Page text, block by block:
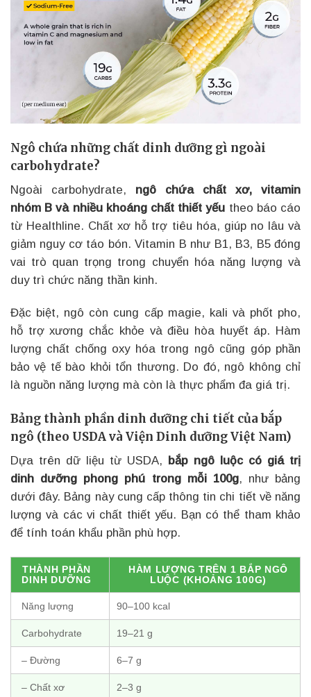
Ngô chứa những chất dinh dưỡng gì ngoài
carbohydrate?
Ngoài carbohydrate, ngô chứa chất xơ, vitamin
nhóm B và nhiều khoáng chất thiết yếu theo báo cáo
từ Healthline. Chất xơ hỗ trợ tiêu hóa, giúp no lâu và
giảm nguy cơ táo bón. Vitamin B như B1, B3, B5 đóng
vai trò quan trọng trong chuyển hóa năng lượng và
duy trì chức năng thần kinh.
Đặc biệt, ngô còn cung cấp magie, kali và phốt pho,
hỗ trợ xương chắc khỏe và điều hòa huyết áp. Hàm
lượng chất chống oxy hóa trong ngô cũng góp phần
bảo vệ tế bào khỏi tổn thương. Do đó, ngô không chỉ
là nguồn năng lượng mà còn là thực phẩm đa giá trị.
Bảng thành phần dinh dưỡng chi tiết của bắp
ngô (theo USDA và Viện Dinh dưỡng Việt Nam)
Dựa trên dữ liệu từ USDA, bắp ngô luộc có giá trị
dinh dưỡng phong phú trong mỗi 100g, như bảng
dưới đây. Bảng này cung cấp thông tin chi tiết về năng
lượng và các vi chất thiết yếu. Bạn có thể tham khảo
để tính toán khẩu phần phù hợp.
THÀNH PHẦN
DINH DƯỠNG
HÀM LƯỢNG TRÊN 1 BẮP NGÔ
LUỘC (KHOẢNG 100G)
Năng lượng 90–100 kcal
Carbohydrate 19–21 g
– Đường 6–7 g
– Chất xơ 2–3 g